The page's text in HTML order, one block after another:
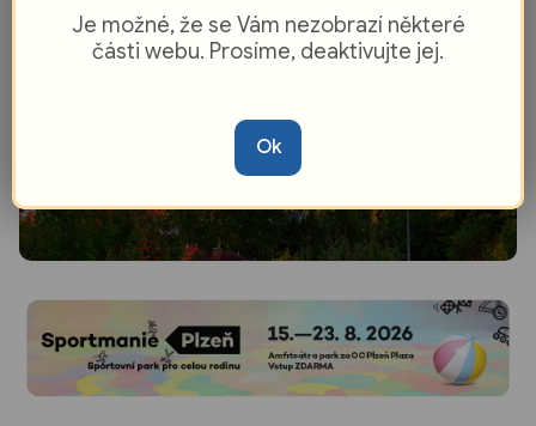
Je možné, že se Vám nezobrazí některé
části webu. Prosíme, deaktivujte jej.
Ok